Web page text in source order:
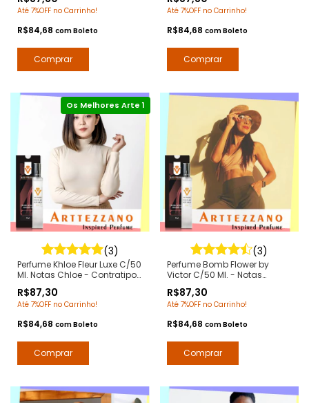
Até 7%OFF no Carrinho!
R$84,68 comBoleto
Até 7%OFF no Carrinho!
R$84,68 comBoleto
(3)
Perfume Khloe Fleur Luxe C/50
Ml. Notas Chloe - Contratipos
R$87,30
Até 7%OFF no Carrinho!
R$84,68 comBoleto
(3)
Perfume Bomb Flower by
Victor C/50 Ml. - Notas
Contratipos Premium - Arte 1
Perfumes
R$87,30
Até 7%OFF no Carrinho!
R$84,68 comBoleto